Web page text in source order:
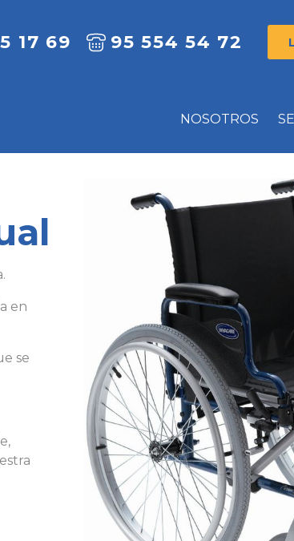
17 69 95 554 54 72
NOSOTROS
en
se